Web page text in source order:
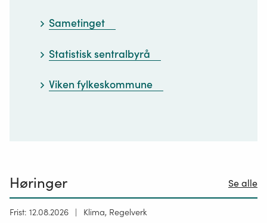
Sametinget
Statistisk sentralbyrå
Viken fylkeskommune
Høringer Se alle
Høring
Frist: 12.08.2026 Klima, Regelverk